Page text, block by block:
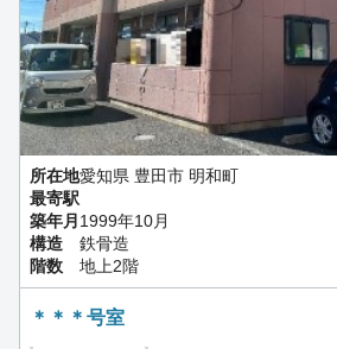
所在地愛知県 豊田市 明和町
最寄駅
築年月 1999年10月
構造
鉄骨造
階数
地上2階
＊＊＊号室